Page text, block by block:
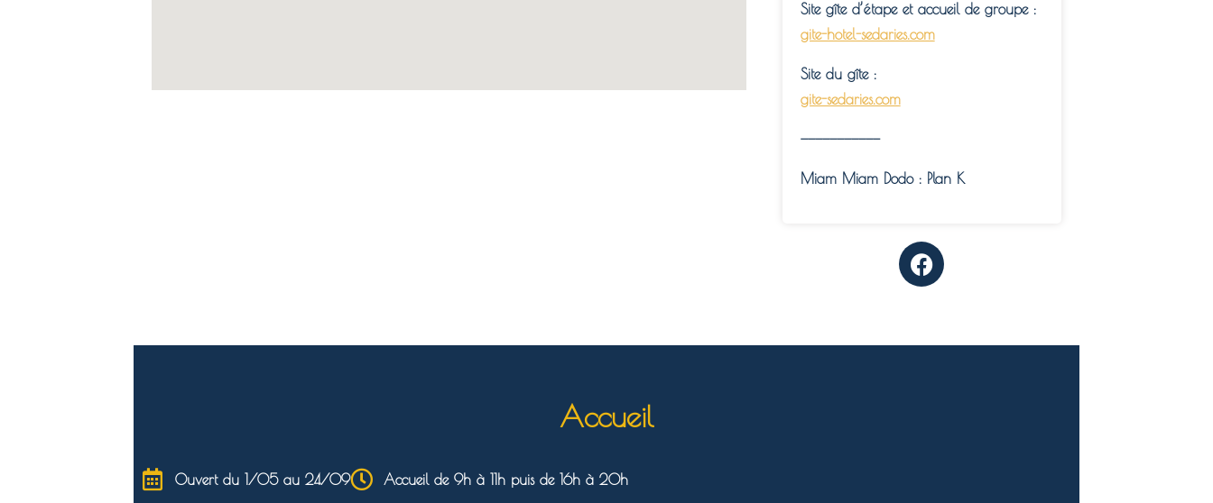
Site gîte d’étape et accueil de groupe :
gite-hotel-sedaries.com
Site du gîte :
gite-sedaries.com
———————————
Miam Miam Dodo : Plan K
Accueil
Ouvert du 1/05 au 24/09 Accueil de 9h à 11h puis de 16h à 20h